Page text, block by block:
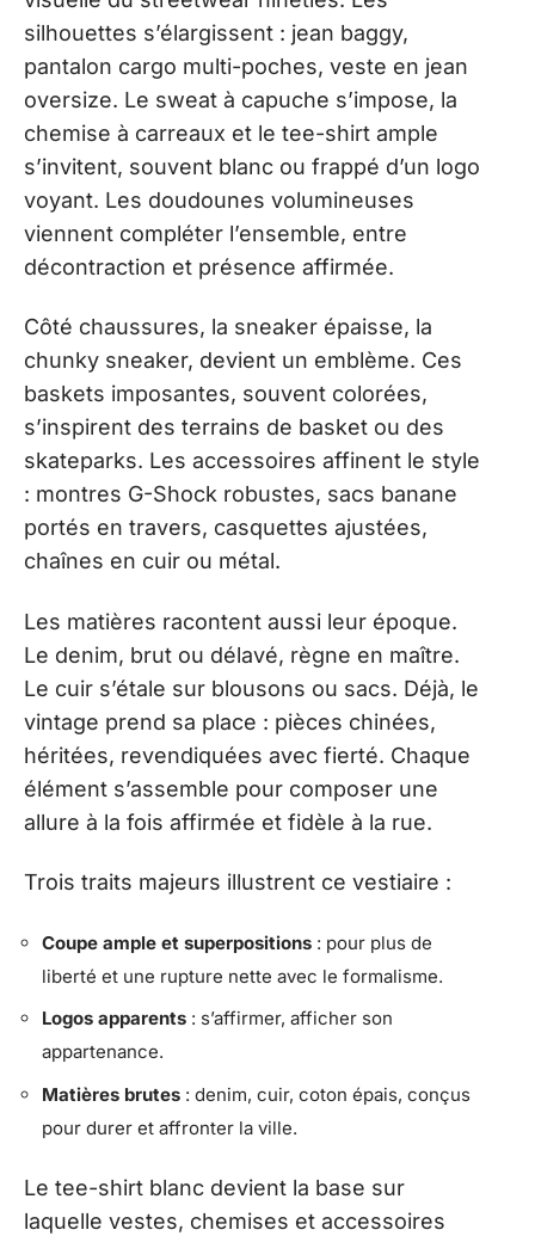
silhouettes s’élargissent : jean baggy,
pantalon cargo multi-poches, veste en jean
oversize. Le sweat à capuche s’impose, la
chemise à carreaux et le tee-shirt ample
s’invitent, souvent blanc ou frappé d’un logo
voyant. Les doudounes volumineuses
viennent compléter l’ensemble, entre
décontraction et présence affirmée.
Côté chaussures, la sneaker épaisse, la
chunky sneaker, devient un emblème. Ces
baskets imposantes, souvent colorées,
s’inspirent des terrains de basket ou des
skateparks. Les accessoires affinent le style
: montres G-Shock robustes, sacs banane
portés en travers, casquettes ajustées,
chaînes en cuir ou métal.
Les matières racontent aussi leur époque.
Le denim, brut ou délavé, règne en maître.
Le cuir s’étale sur blousons ou sacs. Déjà, le
vintage prend sa place : pièces chinées,
héritées, revendiquées avec fierté. Chaque
élément s’assemble pour composer une
allure à la fois affirmée et fidèle à la rue.
Trois traits majeurs illustrent ce vestiaire :
Coupe ample et superpositions : pour plus de
liberté et une rupture nette avec le formalisme.
Logos apparents : s’affirmer, afficher son
appartenance.
Matières brutes : denim, cuir, coton épais, conçus
pour durer et affronter la ville.
Le tee-shirt blanc devient la base sur
laquelle vestes, chemises et accessoires